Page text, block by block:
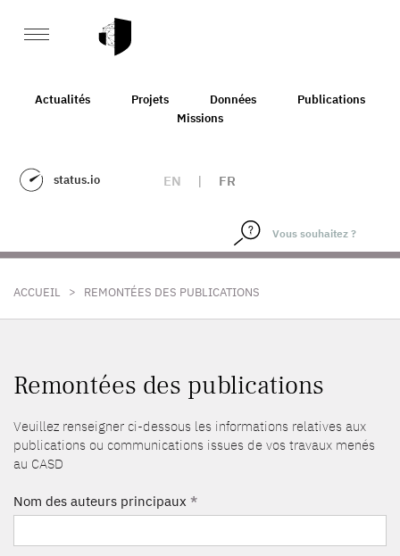
Actualités Projets Données
Publications
Missions
status.io EN | FR
ACCUEIL > REMONTÉES DES PUBLICATIONS
Remontées des publications
Veuillez renseigner ci-dessous les informations relatives aux
publications ou communications issues de vos travaux menés
au CASD
Nom des auteurs principaux *